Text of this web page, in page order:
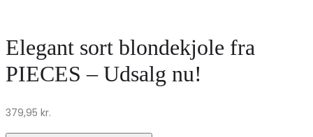
Elegant sort blondekjole fra
PIECES – Udsalg nu!
379,95 kr.